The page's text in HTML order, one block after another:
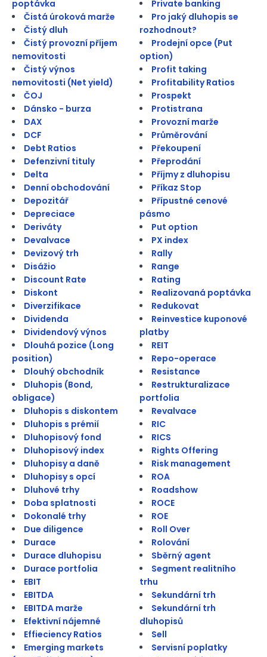
poptávka
Čistá úroková marže
Čistý dluh
Čistý provozní příjem
nemovitosti
Čistý výnos
nemovitosti (Net yield)
ČOJ
Dánsko - burza
DAX
DCF
Debt Ratios
Defenzivní tituly
Delta
Denní obchodování
Depozitář
Depreciace
Deriváty
Devalvace
Devizový trh
Disážio
Discount Rate
Diskont
Diverzifikace
Dividenda
Dividendový výnos
Dlouhá pozice (Long
position)
Dlouhý obchodník
Dluhopis (Bond,
obligace)
Dluhopis s diskontem
Dluhopis s prémií
Dluhopisový fond
Dluhopisový index
Dluhopisy a daně
Dluhopisy s opcí
Dluhové trhy
Doba splatnosti
Dokonalé trhy
Due diligence
Durace
Durace dluhopisu
Durace portfolia
EBIT
EBITDA
EBITDA marže
Efektivní nájemné
Effieciency Ratios
Emerging markets
Private banking
Pro jaký dluhopis se
rozhodnout?
Prodejní opce (Put
option)
Profit taking
Profitability Ratios
Prospekt
Protistrana
Provozní marže
Průměrování
Překoupení
Přeprodání
Příjmy z dluhopisu
Příkaz Stop
Přípustné cenové
pásmo
Put option
PX index
Rally
Range
Rating
Realizovaná poptávka
Redukovat
Reinvestice kuponové
platby
REIT
Repo-operace
Resistance
Restrukturalizace
portfolia
Revalvace
RIC
RICS
Rights Offering
Risk management
ROA
Roadshow
ROCE
ROE
Roll Over
Rolování
Sběrný agent
Segment realitního
trhu
Sekundární trh
Sekundární trh
dluhopisů
Sell
Servisní poplatky